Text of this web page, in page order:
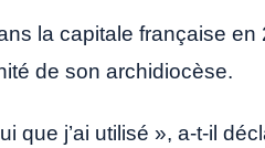
la capitale française
de son archidiocèse.
que j’ai utilisé », a-t-il